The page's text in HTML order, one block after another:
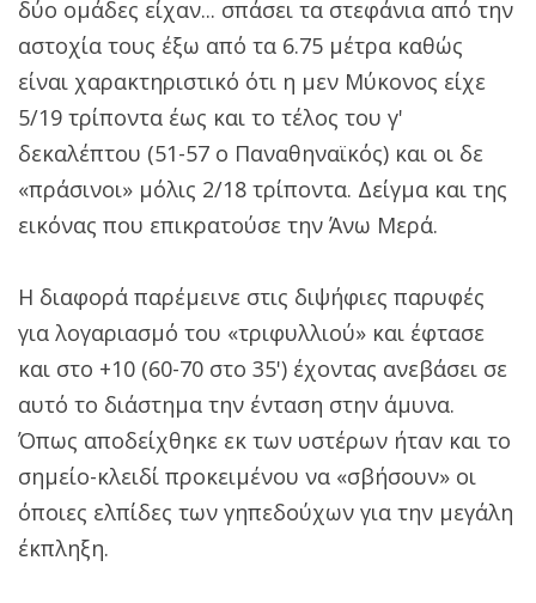
δύο ομάδες είχαν... σπάσει τα στεφάνια από την
αστοχία τους έξω από τα 6.75 μέτρα καθώς
είναι χαρακτηριστικό ότι η μεν Μύκονος είχε
5/19 τρίποντα έως και το τέλος του γ'
δεκαλέπτου (51-57 ο Παναθηναϊκός) και οι δε
«πράσινοι» μόλις 2/18 τρίποντα. Δείγμα και της
εικόνας που επικρατούσε την Άνω Μερά.
Η διαφορά παρέμεινε στις διψήφιες παρυφές
για λογαριασμό του «τριφυλλιού» και έφτασε
και στο +10 (60-70 στο 35') έχοντας ανεβάσει σε
αυτό το διάστημα την ένταση στην άμυνα.
Όπως αποδείχθηκε εκ των υστέρων ήταν και το
σημείο-κλειδί προκειμένου να «σβήσουν» οι
όποιες ελπίδες των γηπεδούχων για την μεγάλη
έκπληξη.